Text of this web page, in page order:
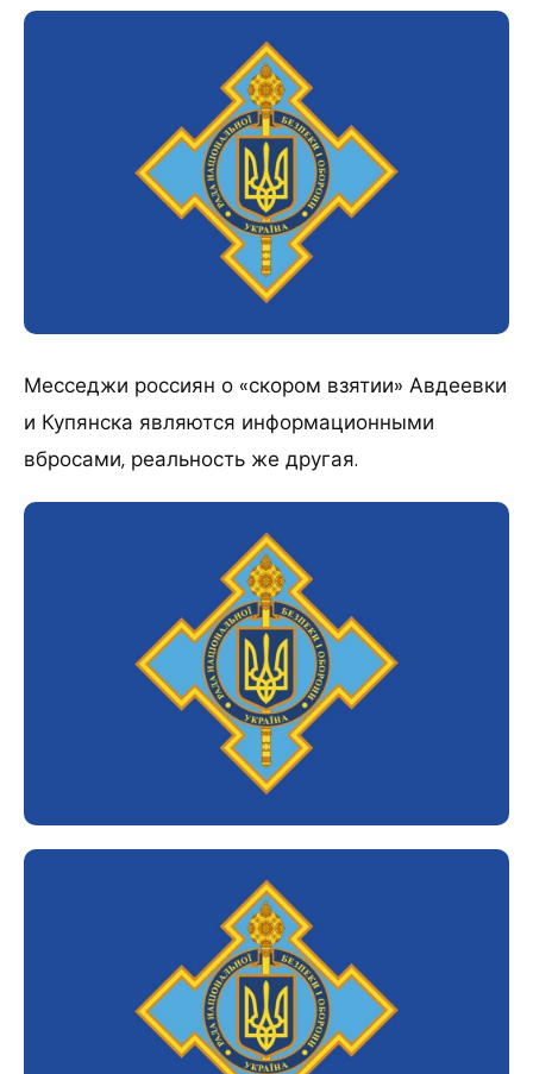
Месседжи россиян о «скором взятии» Авдеевки
и Купянска являются информационными
вбросами, реальность же другая.